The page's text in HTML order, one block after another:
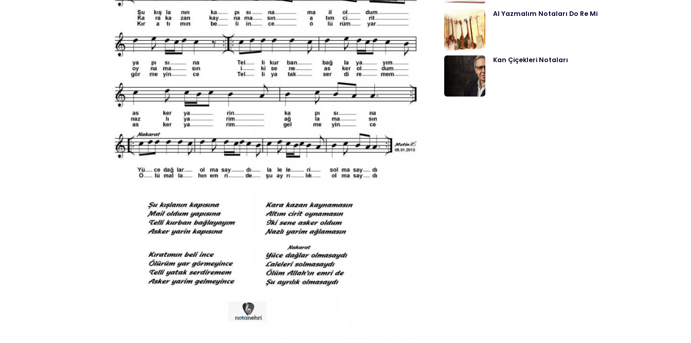
Al Yazmalım Notaları Do Re Mi
Kan Çiçekleri Notaları